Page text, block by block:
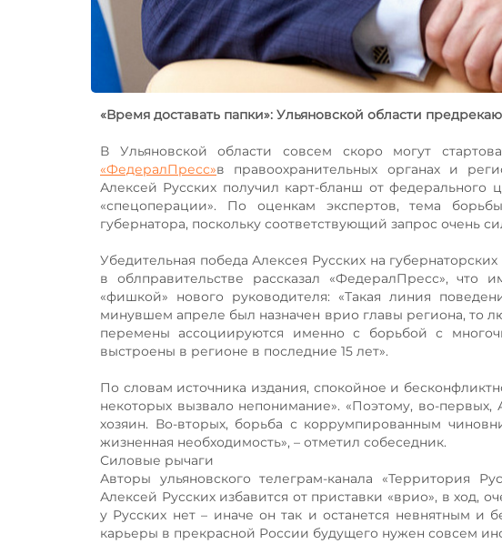
«Время доставать папки»: Ульяновской области
В Ульяновской области совсем скоро могут
«ФедералПресс»в правоохранительных органах и
Алексей Русских получил карт-бланш от
«спецоперации». По оценкам экспертов, тема
губернатора, поскольку соответствующий запрос очень
Убедительная победа Алексея Русских на
в облправительстве рассказал «ФедералПресс»,
«фишкой» нового руководителя: «Такая линия
минувшем апреле был назначен врио главы региона, то
перемены ассоциируются именно с борьбой с
выстроены в регионе в последние 15 лет».
По словам источника издания, спокойное и
некоторых вызвало непонимание». «Поэтому, во-
хозяин. Во-вторых, борьба с коррумпированным
жизненная необходимость», – отметил собеседник.
Силовые рычаги
Авторы ульяновского телеграм-канала «Территория
Алексей Русских избавится от приставки «врио», в ход,
у Русских нет – иначе он так и останется невнятным
карьеры в прекрасной России будущего нужен совсем